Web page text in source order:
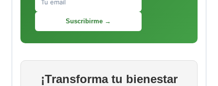
Suscribirme →
¡Transforma tu bienestar